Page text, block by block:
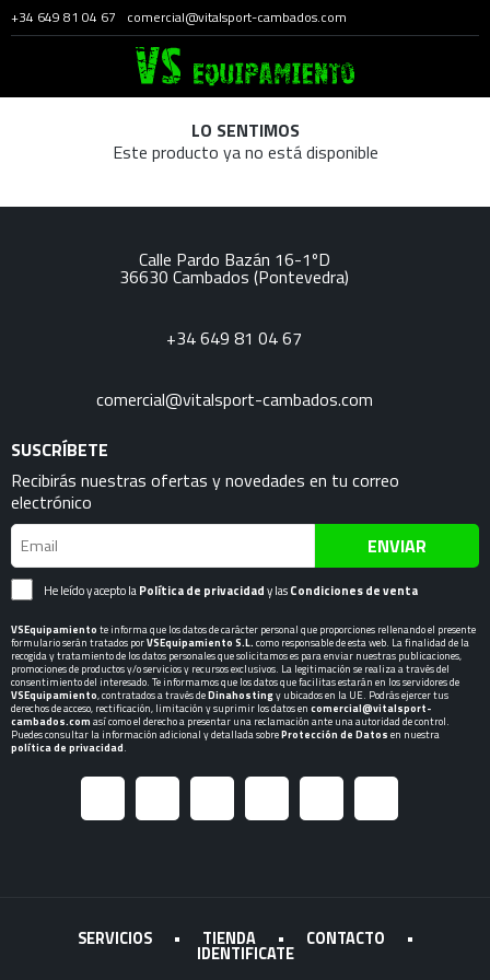
+34 649 81 04 67 comercial@vitalsport-cambados.com
LO SENTIMOS
Este producto ya no está disponible
Calle Pardo Bazán 16-1ºD
36630 Cambados (Pontevedra)
+34 649 81 04 67
comercial@vitalsport-cambados.com
SUSCRÍBETE
Recibirás nuestras ofertas y novedades en tu correo
electrónico
ENVIAR
He leído y acepto laPolítica de privacidady lasCondiciones de venta
VSEquipamiento te informa que los datos de carácter personal que proporciones rellenando el presente
formulario serán tratados porVSEquipamiento S.L. como responsable de esta web. La finalidad de la
recogida y tratamiento de los datos personales que solicitamos es para enviar nuestras publicaciones,
promociones de productos y/o servicios y recursos exclusivos. La legitimación se realiza a través del
consentimiento del interesado. Te informamos que los datos que facilitas estarán en los servidores de
VSEquipamiento, contratados a través deDinahostingy ubicados en la UE. Podrás ejercer tus
derechos de acceso, rectificación, limitación y suprimir los datos en comercial@vitalsport-
cambados.com así como el derecho a presentar una reclamación ante una autoridad de control.
Puedes consultar la información adicional y detallada sobreProtección de Datos en nuestra
política de privacidad.
SERVICIOS • TIENDA • CONTACTO •
IDENTIFICATE